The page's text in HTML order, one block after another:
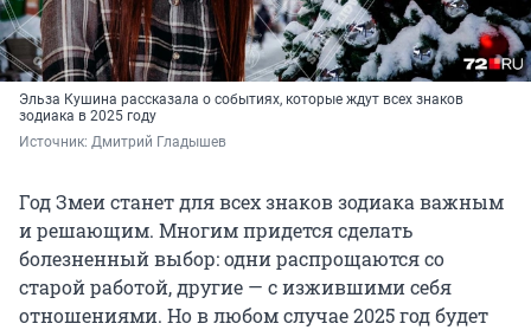
Эльза Кушина рассказала о событиях, которые ждут всех знаков
зодиака в 2025 году
Источник: Дмитрий Гладышев
Год Змеи станет для всех знаков зодиака важным
и решающим. Многим придется сделать
болезненный выбор: одни распрощаются со
старой работой, другие — с изжившими себя
отношениями. Но в любом случае 2025 год будет